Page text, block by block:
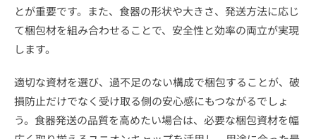
とが重要です。また、食器の形状や大きさ、発送方法に応じ
て梱包材を組み合わせることで、安全性と効率の両立が実現
します。
適切な資材を選び、過不足のない構成で梱包することが、破
損防止だけでなく受け取る側の安心感にもつながるでしょ
う。食器発送の品質を高めたい場合は、必要な梱包資材を幅